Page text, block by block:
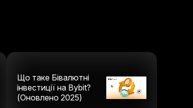
Що таке Бівалютні
інвестиції на Bybit?
(Оновлено 2025)